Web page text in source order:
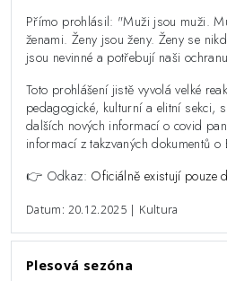
Přímo prohlásil: "Muži jsou muži.
ženami. Ženy jsou ženy. Ženy se
jsou nevinné a potřebují naši
Toto prohlášení jistě vyvolá velké
pedagogické, kulturní a elitní sekci,
dalších nových informací o covid
informací z takzvaných dokumentů o
👉 Odkaz: Oficiálně existují pouze
Datum: 20.12.2025 | Kultura
Plesová sezóna